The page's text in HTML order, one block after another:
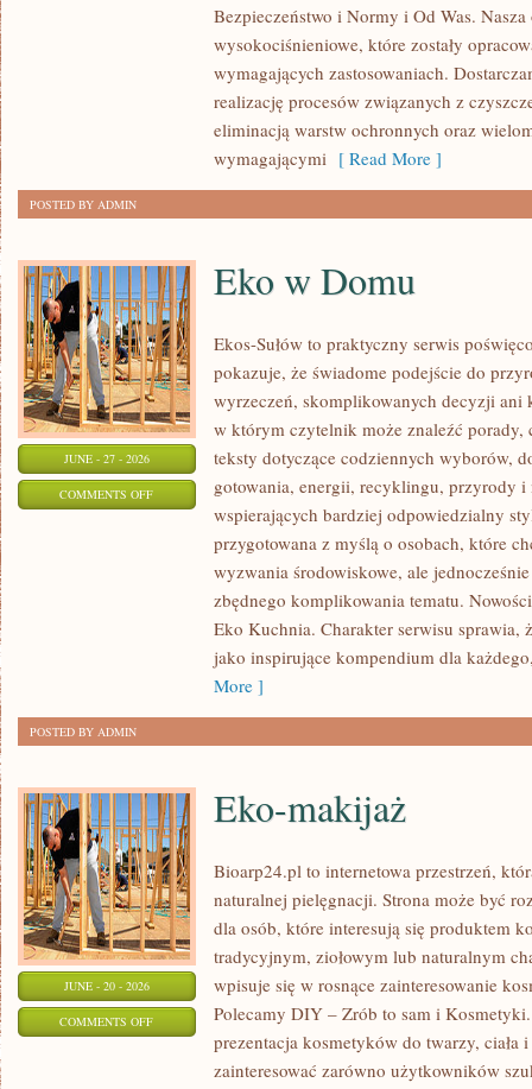
Bezpieczeństwo i Normy i Od Was.
wysokociśnieniowe, które zostały
wymagających zastosowaniach.
realizację procesów związanych z
eliminacją warstw ochronnych oraz
wymagającymi [ Read More ]
POSTED BY ADMIN
JUNE - 27 - 2026
COMMENTS OFFON
Eko w Domu
Ekos-Sułów to praktyczny serwis
pokazuje, że świadome podejście do
wyrzeczeń, skomplikowanych decyzji ani
w którym czytelnik może znaleźć porady,
teksty dotyczące codziennych wyborów,
gotowania, energii, recyklingu, przyrody i
wspierających bardziej odpowiedzialny
przygotowana z myślą o osobach, które
wyzwania środowiskowe, ale
zbędnego komplikowania tematu.
Eko Kuchnia. Charakter serwisu sprawia,
jako inspirujące kompendium dla
More ]
POSTED BY ADMIN
JUNE - 20 - 2026
COMMENTS OFFON
Eko-makijaż
Bioarp24.pl to internetowa przestrzeń,
naturalnej pielęgnacji. Strona może być
dla osób, które interesują się produktem
tradycyjnym, ziołowym lub naturalnym
wpisuje się w rosnące zainteresowanie
Polecamy DIY – Zrób to sam i
prezentacja kosmetyków do twarzy, ciała
zainteresować zarówno użytkowników